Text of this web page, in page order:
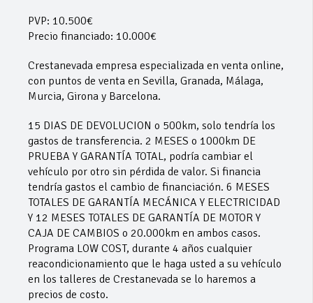
PVP: 10.500€
Precio financiado: 10.000€
Crestanevada empresa especializada en venta online,
con puntos de venta en Sevilla, Granada, Málaga,
Murcia, Girona y Barcelona.
15 DIAS DE DEVOLUCION o 500km, solo tendría los
gastos de transferencia. 2 MESES o 1000km DE
PRUEBA Y GARANTÍA TOTAL, podría cambiar el
vehículo por otro sin pérdida de valor. Si financia
tendría gastos el cambio de financiación. 6 MESES
TOTALES DE GARANTÍA MECÁNICA Y ELECTRICIDAD
Y 12 MESES TOTALES DE GARANTÍA DE MOTOR Y
CAJA DE CAMBIOS o 20.000km en ambos casos.
Programa LOW COST, durante 4 años cualquier
reacondicionamiento que le haga usted a su vehículo
en los talleres de Crestanevada se lo haremos a
precios de costo.